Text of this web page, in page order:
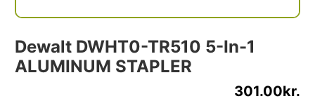
Dewalt DWHT0-TR510 5-In-1
ALUMINUM STAPLER
301.00kr.